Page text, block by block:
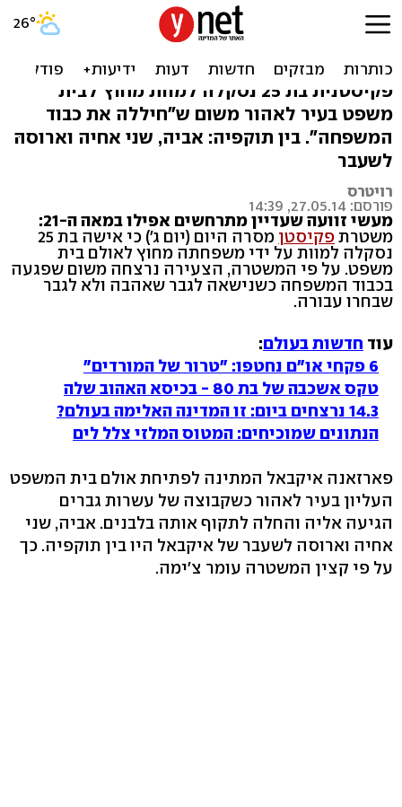
דחתה את הארוס, נישאה
לאָהוּב ונסקלה למוות
פקיסטנית בת 25 נסקלה למוות מחוץ לבית
משפט בעיר לאהור משום ש"חיללה את כבוד
המשפחה". בין תוקפיה: אביה, שני אחיה וארוסהּ
לשעבר
רויטרס
פורסם: 27.05.14, 14:39
מעשי זוועה שעדיין מתרחשים אפילו במאה ה-21:
משטרתפקיסטן מסרה היום (יום ג') כי אישה בת 25
נסקלה למוות על ידי משפחתה מחוץ לאולם בית
משפט. על פי המשטרה, הצעירה נרצחה משום שפגעה
בכבוד המשפחה כשנישאה לגבר שאהבה ולא לגבר
שבחרו עבורה.
עוד חדשות בעולם:
6 פקחי או"ם נחטפו: "טרור של המורדים"
טקס אשכבה של בת 80 - בכיסא האהוב שלה
14.3 נרצחים ביום: זו המדינה האלימה בעולם?
הנתונים שמוכיחים: המטוס המלזי צלל לים
פארזאנה איקבאל המתינה לפתיחת אולם בית המשפט
העליון בעיר לאהור כשקבוצה של עשרות גברים
הגיעה אליה והחלה לתקוף אותה בלבנים. אביה, שני
אחיה וארוסה לשעבר של איקבאל היו בין תוקפיה. כך
על פי קצין המשטרה עומר צ'ימה.